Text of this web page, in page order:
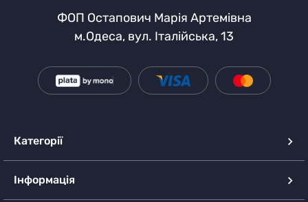
ФОП Остапович Марія Артемівна
м.Одеса, вул. Італійська, 13
Категорії
Інформація